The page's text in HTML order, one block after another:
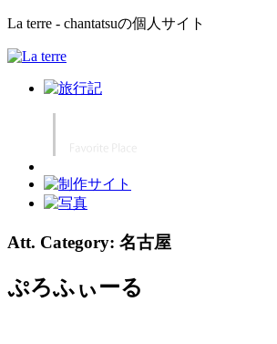
La terre - chantatsuの個人サイト
Att. Category: 名古屋
ぷろふぃーる